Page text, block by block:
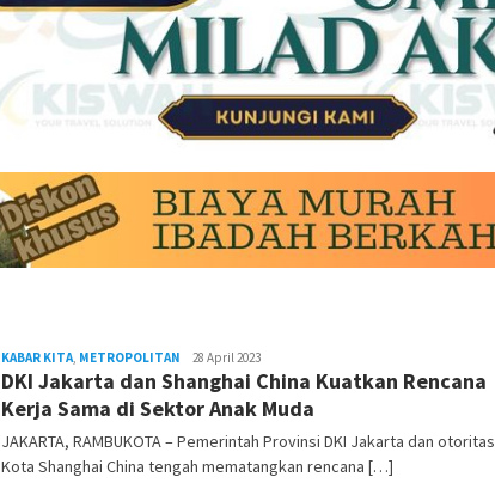
KABAR KITA, METROPOLITAN REDAKSI
RAMBUKOTA
28 April 2023
DKI Jakarta dan Shanghai China Kuatkan Rencana
Kerja Sama di Sektor Anak Muda
JAKARTA, RAMBUKOTA – Pemerintah Provinsi DKI Jakarta dan otoritas
Kota Shanghai China tengah mematangkan rencana […]